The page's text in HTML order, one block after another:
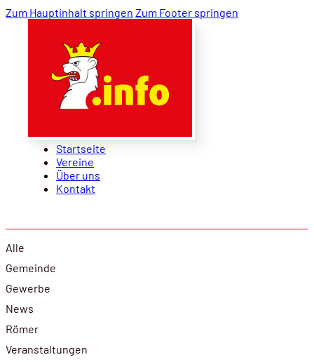
Zum Hauptinhalt springen Zum Footer springen
Startseite
Vereine
Über uns
Kontakt
Startseite
Vereine
Über uns
Kontakt
Alle
Gemeinde
Gewerbe
News
Römer
Veranstaltungen